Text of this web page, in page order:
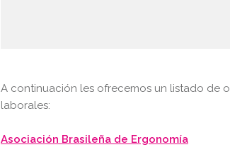
A continuación les ofrecemos un listado de
laborales:
Asociación Brasileña de Ergonomía